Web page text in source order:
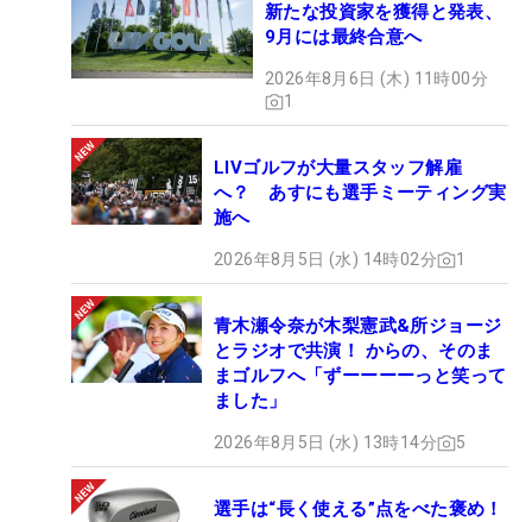
新たな投資家を獲得と発表、
9月には最終合意へ
2026年8月6日 (木) 11時00分
1
LIVゴルフが大量スタッフ解雇
へ？ あすにも選手ミーティング実
施へ
2026年8月5日 (水) 14時02分 1
青木瀬令奈が木梨憲武&所ジョージ
とラジオで共演！ からの、そのま
まゴルフへ「ずーーーーっと笑って
ました」
2026年8月5日 (水) 13時14分 5
選手は“長く使える”点をべた褒め！